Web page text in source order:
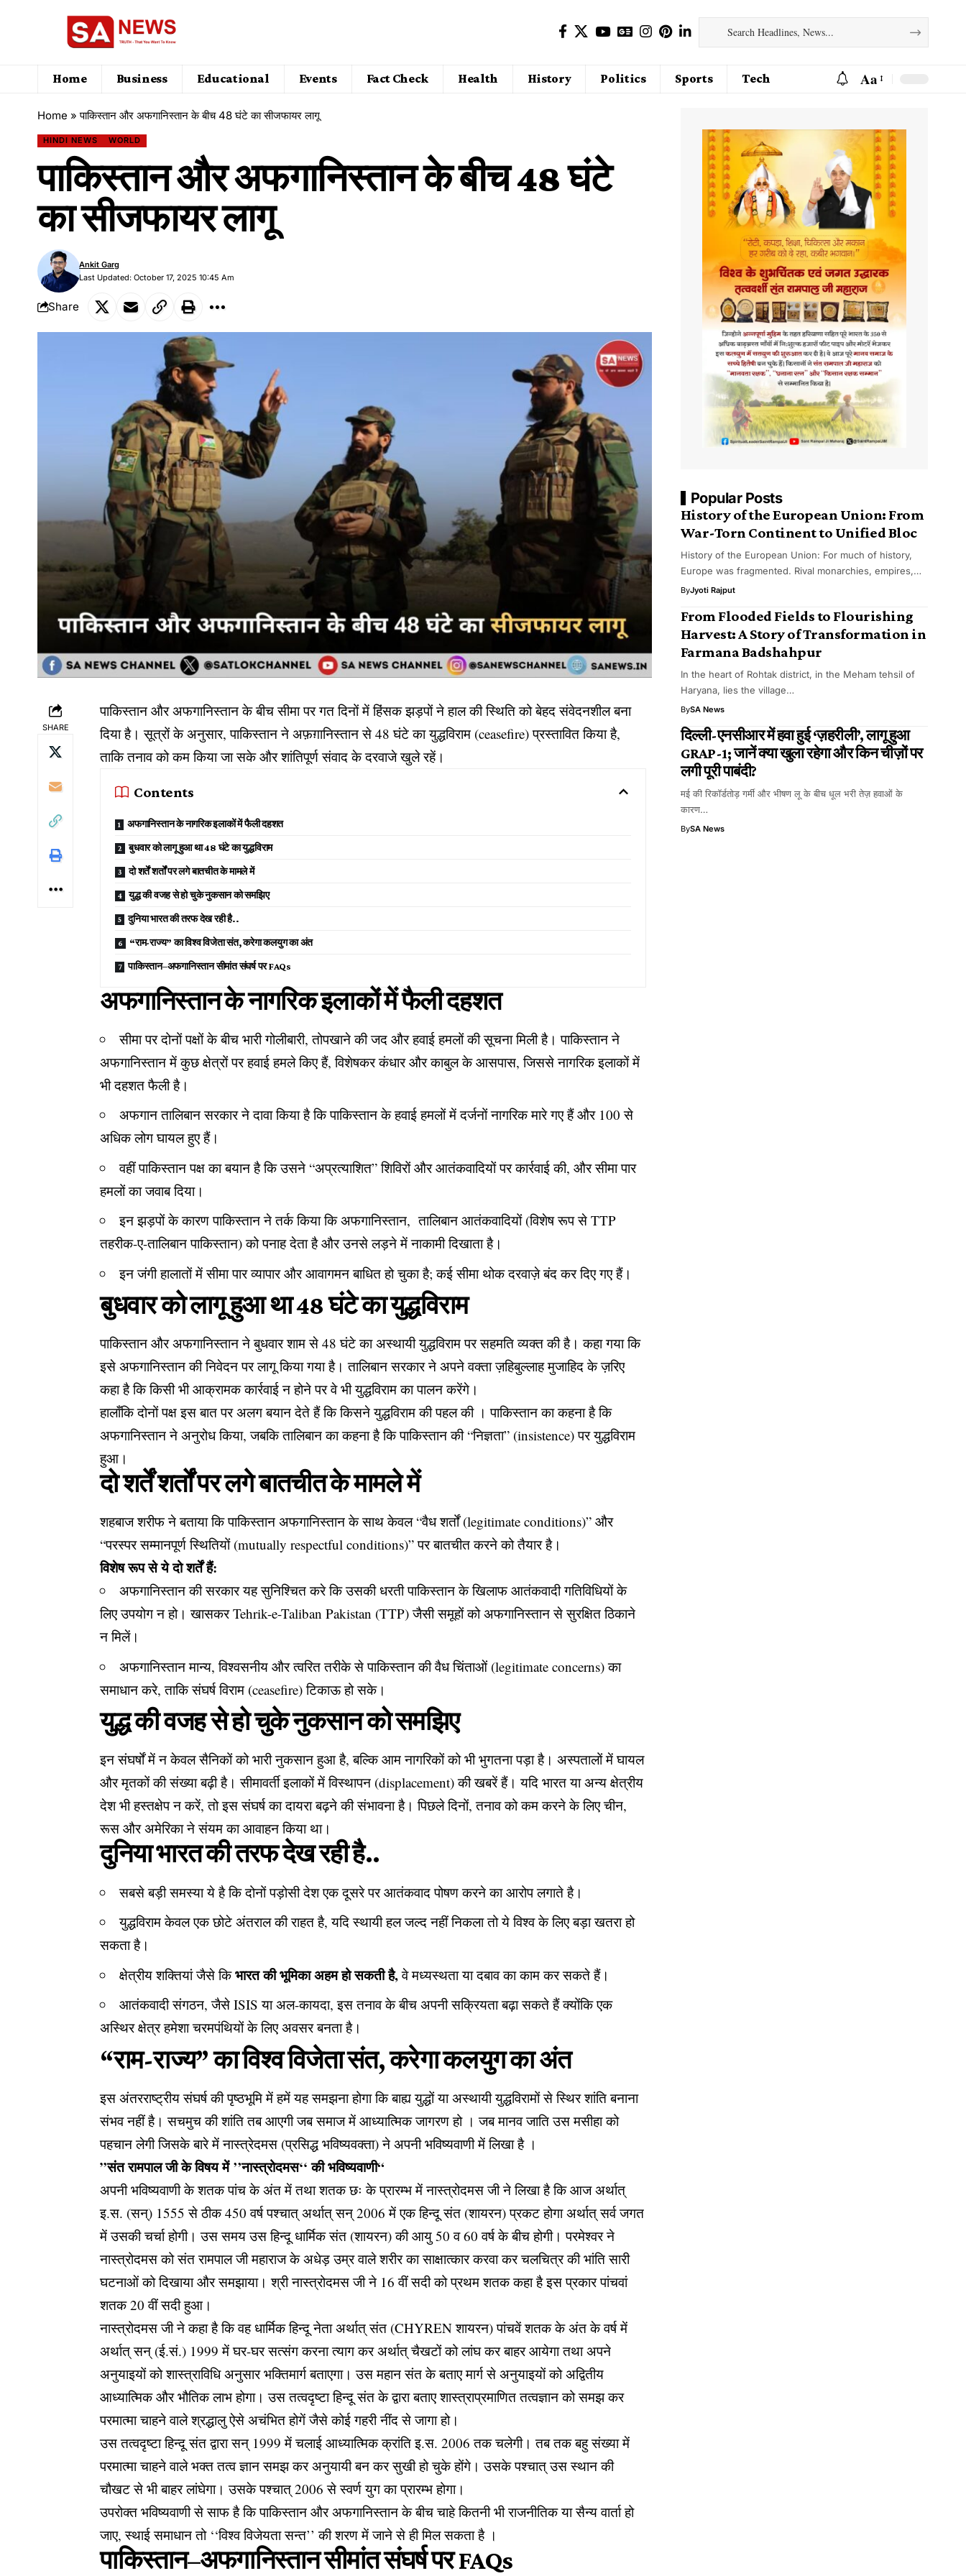
Home Business Educational Events Fact Check Health History Politics Sports Tech Aa
Home »पाकिस्तान और अफगानिस्तान के बीच 48 घंटे का सीजफायर लागू
HINDI NEWS WORLD
पाकिस्तान और अफगानिस्तान के बीच 48 घंटे
का सीजफायर लागू
Last Updated: October 17, 2025 10:45 Am
Ankit Garg
Share
SHARE
पाकिस्तान और अफगानिस्तान के बीच सीमा पर गत दिनों में हिंसक झड़पों ने हाल की स्थिति को बेहद संवेदनशील बना
दिया है। सूत्रों के अनुसार, पाकिस्तान ने अफ़ग़ानिस्तान से 48 घंटे का युद्धविराम (ceasefire) प्रस्तावित किया है,
ताकि तनाव को कम किया जा सके और शांतिपूर्ण संवाद के दरवाजे खुले रहें।
Contents
अफगानिस्तान के नागरिक इलाकों में फैली दहशत
बुधवार को लागू हुआ था 48 घंटे का युद्धविराम
दो शर्तें शर्तों पर लगे बातचीत के मामले में
युद्ध की वजह से हो चुके नुकसान को समझिए
दुनिया भारत की तरफ देख रही है..
“राम-राज्य” का विश्व विजेता संत, करेगा कलयुग का अंत
पाकिस्तान–अफगानिस्तान सीमांत संघर्ष पर FAQs
अफगानिस्तान के नागरिक इलाकों में फैली दहशत
सीमा पर दोनों पक्षों के बीच भारी गोलीबारी, तोपखाने की जद और हवाई हमलों की सूचना मिली है। पाकिस्तान ने
अफगानिस्तान में कुछ क्षेत्रों पर हवाई हमले किए हैं, विशेषकर कंधार और काबुल के आसपास, जिससे नागरिक इलाकों में
भी दहशत फैली है।
अफगान तालिबान सरकार ने दावा किया है कि पाकिस्तान के हवाई हमलों में दर्जनों नागरिक मारे गए हैं और 100 से
अधिक लोग घायल हुए हैं।
वहीं पाकिस्तान पक्ष का बयान है कि उसने “अप्रत्याशित” शिविरों और आतंकवादियों पर कार्रवाई की, और सीमा पार
हमलों का जवाब दिया।
इन झड़पों के कारण पाकिस्तान ने तर्क किया कि अफगानिस्तान, तालिबान आतंकवादियों (विशेष रूप से TTP
तहरीक-ए-तालिबान पाकिस्तान) को पनाह देता है और उनसे लड़ने में नाकामी दिखाता है।
इन जंगी हालातों में सीमा पार व्यापार और आवागमन बाधित हो चुका है; कई सीमा थोक दरवाज़े बंद कर दिए गए हैं।
बुधवार को लागू हुआ था 48 घंटे का युद्धविराम
पाकिस्तान और अफगानिस्तान ने बुधवार शाम से 48 घंटे का अस्थायी युद्धविराम पर सहमति व्यक्त की है। कहा गया कि
इसे अफगानिस्तान की निवेदन पर लागू किया गया है। तालिबान सरकार ने अपने वक्ता ज़हिबुल्लाह मुजाहिद के ज़रिए
कहा है कि किसी भी आक्रामक कार्रवाई न होने पर वे भी युद्धविराम का पालन करेंगे।
हालाँकि दोनों पक्ष इस बात पर अलग बयान देते हैं कि किसने युद्धविराम की पहल की । पाकिस्तान का कहना है कि
अफगानिस्तान ने अनुरोध किया, जबकि तालिबान का कहना है कि पाकिस्तान की “निज्ञता” (insistence) पर युद्धविराम
हुआ।
दो शर्तें शर्तों पर लगे बातचीत के मामले में
शहबाज शरीफ ने बताया कि पाकिस्तान अफगानिस्तान के साथ केवल “वैध शर्तों (legitimate conditions)” और
“परस्पर सम्मानपूर्ण स्थितियों (mutually respectful conditions)” पर बातचीत करने को तैयार है।
विशेष रूप से ये दो शर्तें हैं:
अफगानिस्तान की सरकार यह सुनिश्चित करे कि उसकी धरती पाकिस्तान के खिलाफ आतंकवादी गतिविधियों के
लिए उपयोग न हो। खासकर Tehrik-e-Taliban Pakistan (TTP) जैसी समूहों को अफगानिस्तान से सुरक्षित ठिकाने
न मिलें।
अफगानिस्तान मान्य, विश्वसनीय और त्वरित तरीके से पाकिस्तान की वैध चिंताओं (legitimate concerns) का
समाधान करे, ताकि संघर्ष विराम (ceasefire) टिकाऊ हो सके।
युद्ध की वजह से हो चुके नुकसान को समझिए
इन संघर्षों में न केवल सैनिकों को भारी नुकसान हुआ है, बल्कि आम नागरिकों को भी भुगतना पड़ा है। अस्पतालों में घायल
और मृतकों की संख्या बढ़ी है। सीमावर्ती इलाकों में विस्थापन (displacement) की खबरें हैं। यदि भारत या अन्य क्षेत्रीय
देश भी हस्तक्षेप न करें, तो इस संघर्ष का दायरा बढ़ने की संभावना है। पिछले दिनों, तनाव को कम करने के लिए चीन,
रूस और अमेरिका ने संयम का आवाहन किया था।
दुनिया भारत की तरफ देख रही है..
सबसे बड़ी समस्या ये है कि दोनों पड़ोसी देश एक दूसरे पर आतंकवाद पोषण करने का आरोप लगाते है।
युद्धविराम केवल एक छोटे अंतराल की राहत है, यदि स्थायी हल जल्द नहीं निकला तो ये विश्व के लिए बड़ा खतरा हो
सकता है।
क्षेत्रीय शक्तियां जैसे किभारत की भूमिका अहम हो सकती है,वे मध्यस्थता या दबाव का काम कर सकते हैं।
आतंकवादी संगठन, जैसे ISIS या अल-कायदा, इस तनाव के बीच अपनी सक्रियता बढ़ा सकते हैं क्योंकि एक
अस्थिर क्षेत्र हमेशा चरमपंथियों के लिए अवसर बनता है।
“राम-राज्य” का विश्व विजेता संत, करेगा कलयुग का अंत
इस अंतरराष्ट्रीय संघर्ष की पृष्ठभूमि में हमें यह समझना होगा कि बाह्य युद्धों या अस्थायी युद्धविरामों से स्थिर शांति बनाना
संभव नहीं है। सचमुच की शांति तब आएगी जब समाज में आध्यात्मिक जागरण हो । जब मानव जाति उस मसीहा को
पहचान लेगी जिसके बारे मेंनास्त्रेदमस (प्रसिद्ध भविष्यवक्ता)ने अपनी भविष्यवाणी में लिखा है ।
”संत रामपाल जी के विषय में ’’नास्त्रोदमस‘‘ की भविष्यवाणी“
अपनी भविष्यवाणी के शतक पांच के अंत में तथा शतक छः के प्रारम्भ में नास्त्रोदमस जी ने लिखा है कि आज अर्थात्
इ.स. (सन्) 1555 से ठीक 450 वर्ष पश्चात् अर्थात् सन् 2006 में एक हिन्दू संत (शायरन) प्रकट होगा अर्थात् सर्व जगत
में उसकी चर्चा होगी। उस समय उस हिन्दू धार्मिक संत (शायरन) की आयु 50 व 60 वर्ष के बीच होगी। परमेश्वर ने
नास्त्रोदमस को संत रामपाल जी महाराज के अधेड़ उम्र वाले शरीर का साक्षात्कार करवा कर चलचित्र की भांति सारी
घटनाओं को दिखाया और समझाया। श्री नास्त्रोदमस जी ने 16 वीं सदी को प्रथम शतक कहा है इस प्रकार पांचवां
शतक 20 वीं सदी हुआ।
नास्त्रोदमस जी ने कहा है कि वह धार्मिक हिन्दू नेता अर्थात् संत (CHYREN शायरन) पांचवें शतक के अंत के वर्ष में
अर्थात् सन् (ई.सं.) 1999 में घर-घर सत्संग करना त्याग कर अर्थात् चैखटों को लांघ कर बाहर आयेगा तथा अपने
अनुयाइयों को शास्त्राविधि अनुसार भक्तिमार्ग बताएगा। उस महान संत के बताए मार्ग से अनुयाइयों को अद्वितीय
आध्यात्मिक और भौतिक लाभ होगा। उस तत्वदृष्टा हिन्दू संत के द्वारा बताए शास्त्राप्रमाणित तत्वज्ञान को समझ कर
परमात्मा चाहने वाले श्रद्धालु ऐसे अचंभित होगें जैसे कोई गहरी नींद से जागा हो।
उस तत्वदृष्टा हिन्दू संत द्वारा सन् 1999 में चलाई आध्यात्मिक क्रांति इ.स. 2006 तक चलेगी। तब तक बहु संख्या में
परमात्मा चाहने वाले भक्त तत्व ज्ञान समझ कर अनुयायी बन कर सुखी हो चुके होंगे। उसके पश्चात् उस स्थान की
चौखट से भी बाहर लांघेगा। उसके पश्चात् 2006 से स्वर्ण युग का प्रारम्भ होगा।
उपरोक्त भविष्यवाणी से साफ है कि पाकिस्तान और अफगानिस्तान के बीच चाहे कितनी भी राजनीतिक या सैन्य वार्ता हो
जाए, स्थाई समाधान तो ‘‘विश्व विजेयता सन्त’’ की शरण में जाने से ही मिल सकता है ।
पाकिस्तान–अफगानिस्तान सीमांत संघर्ष पर FAQs
Popular Posts
History of the European Union: From
War-Torn Continent to Unified Bloc
History of the European Union: For much of history,
Europe was fragmented. Rival monarchies, empires,…
ByJyoti Rajput
From Flooded Fields to Flourishing
Harvest: A Story of Transformation in
Farmana Badshahpur
In the heart of Rohtak district, in the Meham tehsil of
Haryana, lies the village…
BySA News
दिल्ली-एनसीआर में हवा हुई ‘ज़हरीली’, लागू हुआ
GRAP-1; जानें क्या खुला रहेगा और किन चीज़ों पर
लगी पूरी पाबंदी?
मई की रिकॉर्डतोड़ गर्मी और भीषण लू के बीच धूल भरी तेज़ हवाओं के
कारण…
BySA News